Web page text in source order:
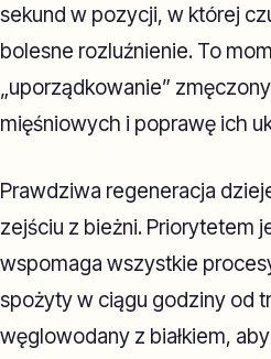
sekund w pozycji, w której
bolesne rozluźnienie. To
„uporządkowanie”
mięśniowych i poprawę ich
Prawdziwa regeneracja
zejściu z bieżni. Priorytetem
wspomaga wszystkie
spożyty w ciągu godziny od
węglowodany z białkiem,